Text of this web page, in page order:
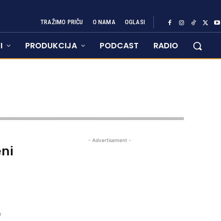
TRAŽIMO PRIČU O NAMA OGLASI
PRODUKCIJA PODCAST RADIO
- Advertisement -